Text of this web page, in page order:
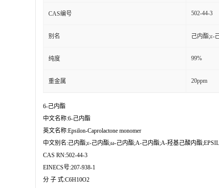
CAS编号 502-44-3
别名 己内酯;ε-
纯度 99%
重金属 20ppm
6-己内酯
中文名称:6-己内酯
英文名称:Epsilon-Caprolactone monomer
中文别名:己内酯;ε-己内酯;ω-己内酯;Α-己内酯;Α-羟基己酸内酯
CAS RN:502-44-3
EINECS号:207-938-1
分 子 式:C6H10O2